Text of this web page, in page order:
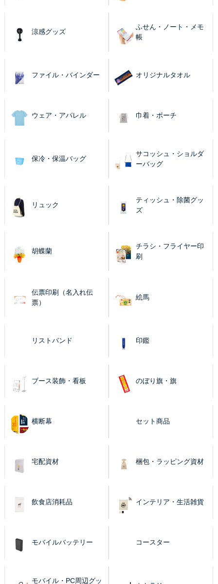
涼感グッズ
ふせん・ノート・メモ
帳
ファイル・バインダー オリジナルタオル
ウェア・アパレル 巾着・ポーチ
保冷・保温バッグ
サコッシュ・ショルダ
ーバッグ
リュック
ティッシュ・除菌グッ
ズ
胡蝶蘭
チラシ・フライヤー印
刷
伝票印刷（名入れ伝
票）
絵馬
リストバンド 印鑑
ブース装飾・看板 のぼり旗・旗
横断幕 セット商品
宅配資材 梱包・ラッピング資材
飲食店消耗品 インテリア・生活雑貨
モバイルバッテリー コースター
モバイル・PC周辺グッ